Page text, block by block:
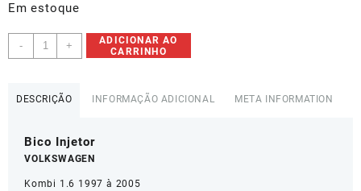
Em estoque
-
Bico
Injetor
Kombi
A
2005
0280155835
+
ADICIONAR AO
CARRINHO
DESCRIÇÃO INFORMAÇÃO ADICIONAL META INFORMATION
Bico Injetor
VOLKSWAGEN
Kombi 1.6 1997 à 2005